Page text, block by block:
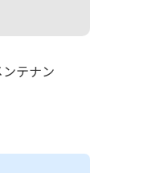
テナン